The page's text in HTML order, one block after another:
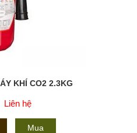
KHÍ CO2 2.3KG
Liên hệ
Mua